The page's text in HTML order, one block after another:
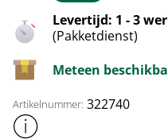
Levertijd: 1 - 3
(Pakketdienst)
Meteen
Artikelnummer: 322740
Toon meer productinformatie